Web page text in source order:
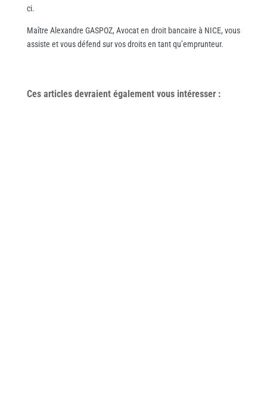
ci.
Maître Alexandre GASPOZ, Avocat en droit bancaire à NICE, vous
assiste et vous défend sur vos droits en tant qu’emprunteur.
Ces articles devraient également vous intéresser: